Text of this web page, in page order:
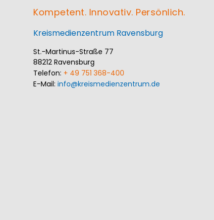
Kompetent. Innovativ. Persönlich.
Kreismedienzentrum Ravensburg
St.-Martinus-Straße 77
88212 Ravensburg
Telefon: + 49 751 368-400
E-Mail: info@kreismedienzentrum.de